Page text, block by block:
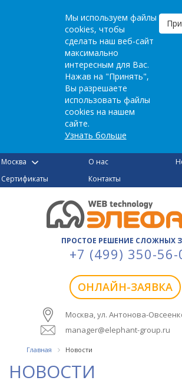
Мы используем файлы
cookies, чтобы
сделать наш веб-сайт
максимально
интересным для Вас.
Нажав на "Принять",
Вы разрешаете
использовать файлы
cookies на нашем
сайте.
Узнать больше
Москва О нас
Сертификаты
Контакты
ПРОСТОЕ РЕШЕНИЕ СЛОЖНЫХ
+7 (499) 350-56-
ОНЛАЙН-ЗАЯВКА
Москва, ул. Антонова-
manager@elephant-group.ru
Главная Новости
НОВОСТИ